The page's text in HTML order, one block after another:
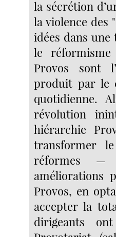
la sécrétion
la violence des
idées dans une
le
Provos sont
produit par le
quotidienne.
révolution
hiérarchie
transformer
réformes —
améliorations
Provos, en
accepter la
dirigeants